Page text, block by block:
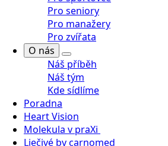
Pro seniory
Pro manažery
Pro zvířata
O nás
Náš příběh
Náš tým
Kde sídlíme
Poradna
Heart Vision
Molekula v praXi
Liečivé by carnomed